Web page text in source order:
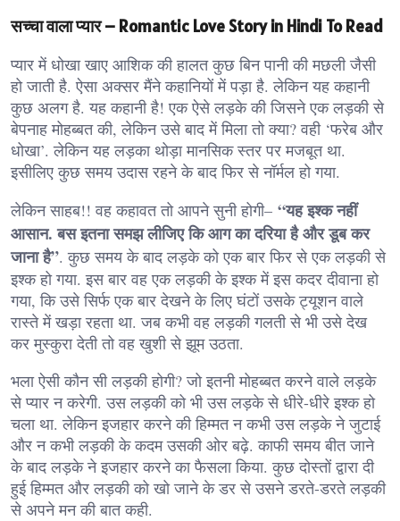
सच्चा वाला प्यार – Romantic Love Story in Hindi To Read
प्यार में धोखा खाए आशिक की हालत कुछ बिन पानी की मछली जैसी
हो जाती है. ऐसा अक्सर मैंने कहानियों में पड़ा है. लेकिन यह कहानी
कुछ अलग है. यह कहानी है! एक ऐसे लड़के की जिसने एक लड़की से
बेपनाह मोहब्बत की, लेकिन उसे बाद में मिला तो क्या? वही ‘फरेब और
धोखा’. लेकिन यह लड़का थोड़ा मानसिक स्तर पर मजबूत था.
इसीलिए कुछ समय उदास रहने के बाद फिर से नॉर्मल हो गया.
लेकिन साहब!! वह कहावत तो आपने सुनी होगी– “यह इश्क नहीं
आसान. बस इतना समझ लीजिए कि आग का दरिया है और डूब कर
जाना है”. कुछ समय के बाद लड़के को एक बार फिर से एक लड़की से
इश्क हो गया. इस बार वह एक लड़की के इश्क में इस कदर दीवाना हो
गया, कि उसे सिर्फ एक बार देखने के लिए घंटों उसके ट्यूशन वाले
रास्ते में खड़ा रहता था. जब कभी वह लड़की गलती से भी उसे देख
कर मुस्कुरा देती तो वह खुशी से झूम उठता.
भला ऐसी कौन सी लड़की होगी? जो इतनी मोहब्बत करने वाले लड़के
से प्यार न करेगी. उस लड़की को भी उस लड़के से धीरे-धीरे इश्क हो
चला था. लेकिन इजहार करने की हिम्मत न कभी उस लड़के ने जुटाई
और न कभी लड़की के कदम उसकी ओर बढ़े. काफी समय बीत जाने
के बाद लड़के ने इजहार करने का फैसला किया. कुछ दोस्तों द्वारा दी
हुई हिम्मत और लड़की को खो जाने के डर से उसने डरते-डरते लड़की
से अपने मन की बात कही.